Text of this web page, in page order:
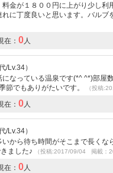
金が１８００円に上がり少し
に丁度良いと思います。バルブ
在： 0人
/Lv.34）
なっている温泉です(*^ ^*)部屋
節でもありがたいです。
（投稿
在： 0人
/Lv.34）
から待ち時間がそこまで長く
ました♪
（投稿:2017/09/04 掲載：
在： 0人